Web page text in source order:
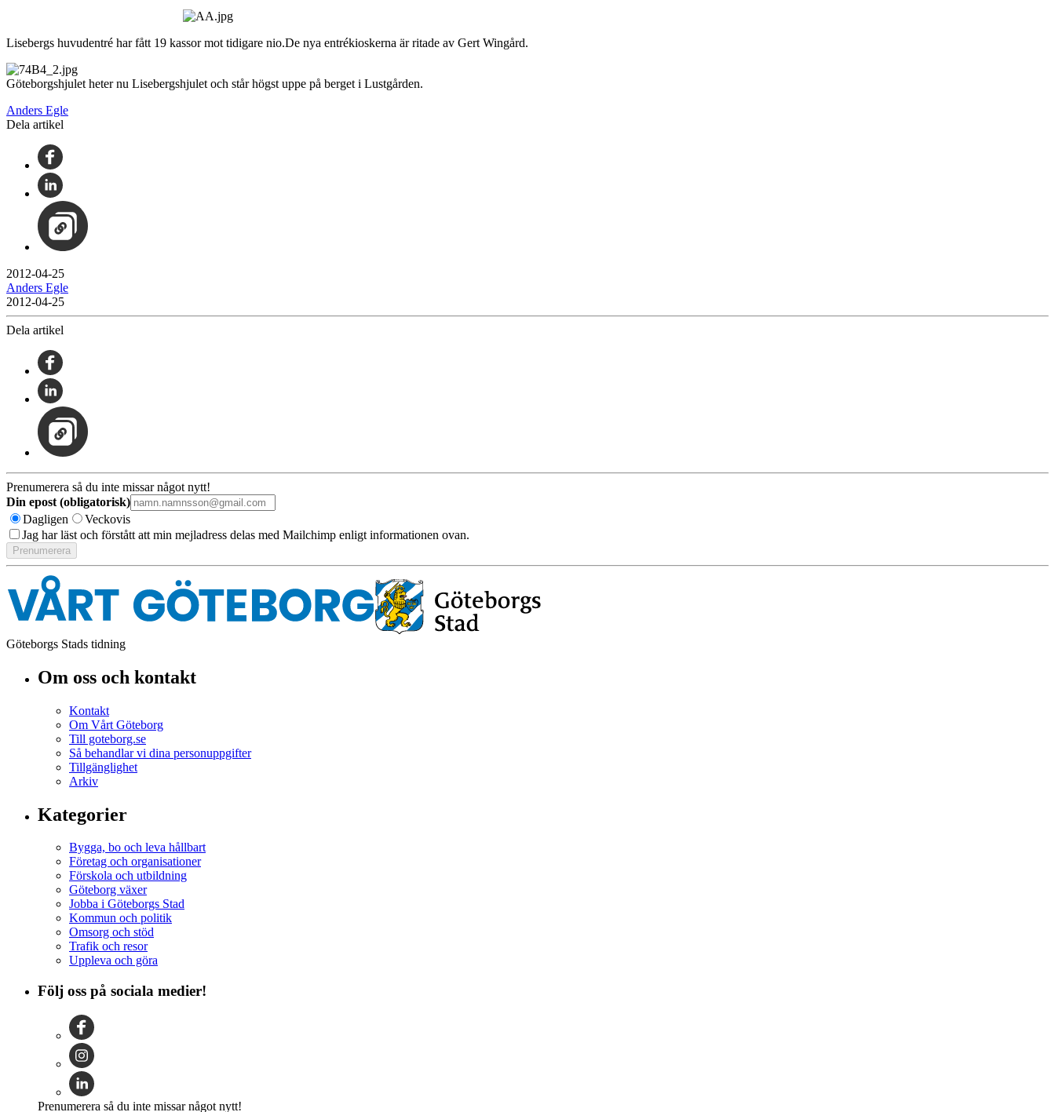
Lisebergs huvudentré har fått 19 kassor mot tidigare nio.De nya entrékioskerna är ritade av Gert Wingård.
Göteborgshjulet heter nu Lisebergshjulet och står högst uppe på berget i Lustgården.
Anders Egle
Dela artikel
2012-04-25
Anders Egle
2012-04-25
Dela artikel
Prenumerera så du inte missar något nytt!
Din epost (obligatorisk)
Dagligen
Veckovis
Jag har läst och förstått att min mejladress delas med Mailchimp enligt informationen ovan.
Göteborgs Stads tidning
Om oss och kontakt
Kontakt
Om Vårt Göteborg
Till goteborg.se
Så behandlar vi dina personuppgifter
Tillgänglighet
Arkiv
Kategorier
Bygga, bo och leva hållbart
Företag och organisationer
Förskola och utbildning
Göteborg växer
Jobba i Göteborgs Stad
Kommun och politik
Omsorg och stöd
Trafik och resor
Uppleva och göra
Följ oss på sociala medier!
Prenumerera så du inte missar något nytt!